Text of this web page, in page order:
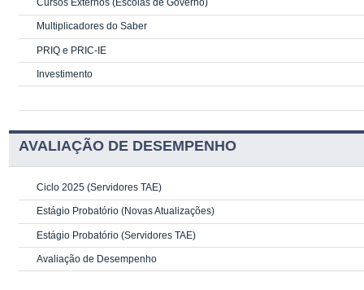
Cursos Externos (Escolas de Governo)
Multiplicadores do Saber
PRIQ e PRIC-IE
Investimento
AVALIAÇÃO DE DESEMPENHO
Ciclo 2025 (Servidores TAE)
Estágio Probatório (Novas Atualizações)
Estágio Probatório (Servidores TAE)
Avaliação de Desempenho